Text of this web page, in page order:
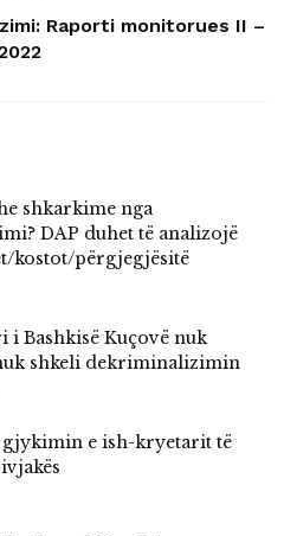
Raporti monitorues II –
shkarkime nga
DAP duhet të analizojë
kostot/përgjegjësitë
i Bashkisë Kuçovë nuk
shkeli dekriminalizimin
gjykimin e ish-kryetarit të